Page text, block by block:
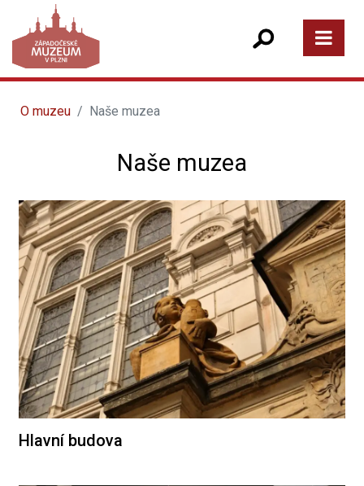
O muzeu Naše muzea
Naše muzea
Hlavní budova